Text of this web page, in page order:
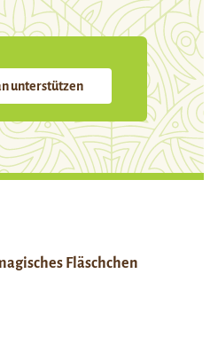
unterstützen
Fläschchen